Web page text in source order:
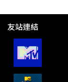
友站連結